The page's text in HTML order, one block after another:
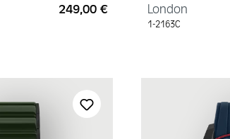
Regulärer Preis:
249,00 € London
1-2163C